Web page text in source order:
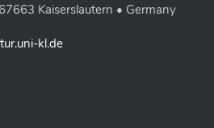
Kaiserslautern • Germany
kl.de